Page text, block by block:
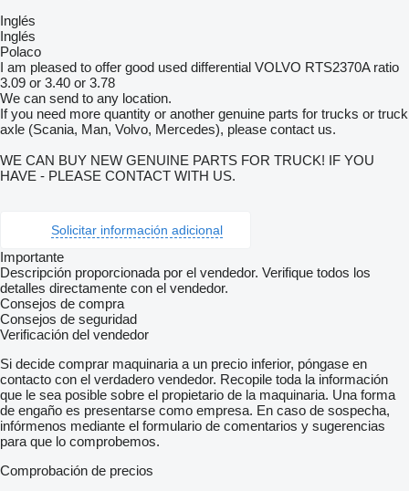
Inglés
Inglés
Polaco
I am pleased to offer good used differential VOLVO RTS2370A ratio
3.09 or 3.40 or 3.78
We can send to any location.
If you need more quantity or another genuine parts for trucks or truck
axle (Scania, Man, Volvo, Mercedes), please contact us.
WE CAN BUY NEW GENUINE PARTS FOR TRUCK! IF YOU
HAVE - PLEASE CONTACT WITH US.
Solicitar información adicional
Importante
Descripción proporcionada por el vendedor. Verifique todos los
detalles directamente con el vendedor.
Consejos de compra
Consejos de seguridad
Verificación del vendedor
Si decide comprar maquinaria a un precio inferior, póngase en
contacto con el verdadero vendedor. Recopile toda la información
que le sea posible sobre el propietario de la maquinaria. Una forma
de engaño es presentarse como empresa. En caso de sospecha,
infórmenos mediante el formulario de comentarios y sugerencias
para que lo comprobemos.
Comprobación de precios